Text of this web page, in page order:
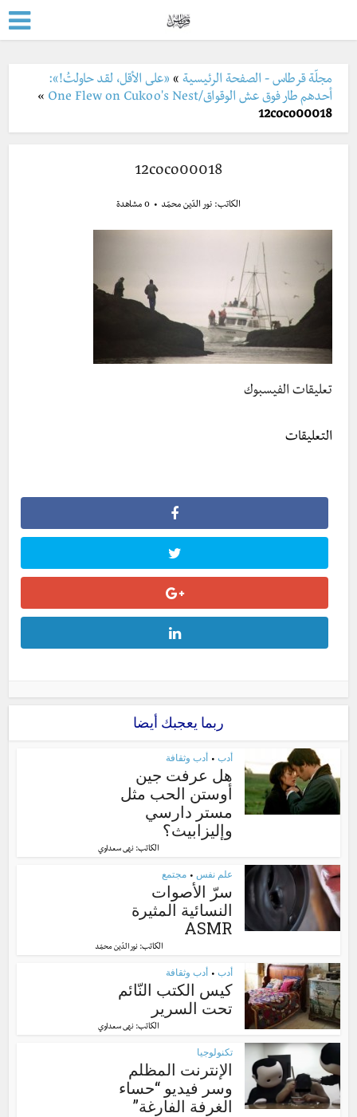
مجلّة قرطاس - الصفحة الرئيسية » «على الأقل، لقد حاولتُ!»:
أحدهم طار فوق عش الوقواق/One Flew on Cukoo's Nest
»
12coco00018
12coco00018
الكاتب: نور الدّين محمّد 0 مشاهدة
تعليقات الفيسبوك
التعليقات
ربما يعجبك أيضا
أدب • أدب وثقافة
هل عرفت جين
أوستن الحب مثل
مستر دارسي
وإليزابيث؟
الكاتب: نهى سعداوي
علم نفس • مجتمع
سرّ الأصوات
النسائية المثيرة
ASMR
الكاتب:نور الدّين محمّد
أدب • أدب وثقافة
كيس الكتب النّائم
تحت السرير
الكاتب: نهى سعداوي
تكنولوجيا
الإنترنت المظلم
وسر فيديو “حساء
الغرفة الفارغة”